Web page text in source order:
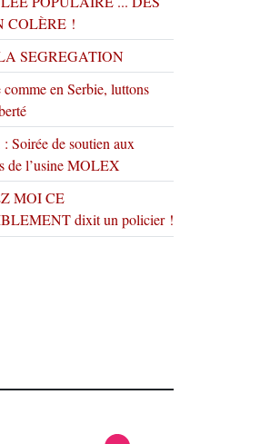
COLÈRE !
SEGREGATION
en Serbie, luttons
Soirée de soutien aux
de l’usine MOLEX
MOI CE
dixit un policier !